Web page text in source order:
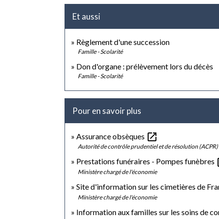
Et aussi
Règlement d'une succession
Famille - Scolarité
Don d'organe : prélèvement lors du décès
Famille - Scolarité
Pour en savoir plus
Assurance obsèques open_in_new
Autorité de contrôle prudentiel et de résolution (ACPR)
Prestations funéraires - Pompes funèbres
Ministère chargé de l'économie
Site d'information sur les cimetières de
Ministère chargé de l'économie
Information aux familles sur les soins de